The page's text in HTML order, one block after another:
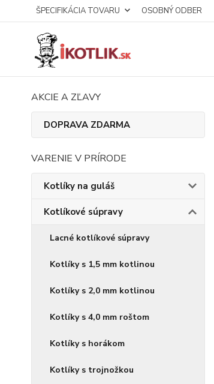
ŠPECIFIKÁCIA TOVARU OSOBNÝ ODBER
AKCIE A ZĽAVY
DOPRAVA ZDARMA
VARENIE V PRÍRODE
Kotlíky na guláš
Kotlíkové súpravy
Lacné kotlíkové súpravy
Kotlíky s 1,5 mm kotlinou
Kotlíky s 2,0 mm kotlinou
Kotlíky s 4,0 mm roštom
Kotlíky s horákom
Kotlíky s trojnožkou